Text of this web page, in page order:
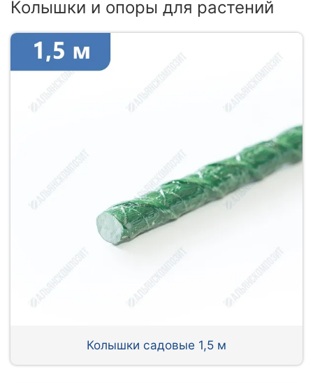
Колышки и опоры для растений
Колышки садовые 1,5 м